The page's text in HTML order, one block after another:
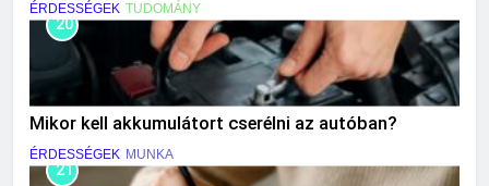
ÉRDESSÉGEK TUDOMÁNY
20
Mikor kell akkumulátort cserélni az autóban?
ÉRDESSÉGEK MUNKA
21